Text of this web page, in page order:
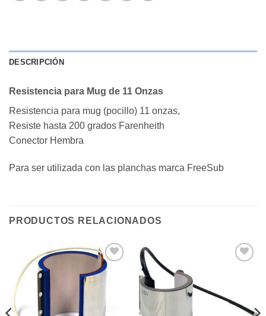
DESCRIPCIÓN
Resistencia para Mug de 11 Onzas
Resistencia para mug (pocillo) 11 onzas,
Resiste hasta 200 grados Farenheith
Conector Hembra
Para ser utilizada con las planchas marca FreeSub
PRODUCTOS RELACIONADOS
Añadir